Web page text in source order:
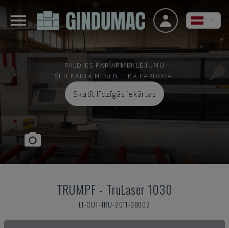
PALDIES PAR APMEKLĒJUMU
ŠĪ IEKĀRTA NESEN TIKA PĀRDOTA.
Skatīt līdzīgās iekārtas
TRUMPF - TruLaser 1030
LT-CUT-TRU-2011-00002